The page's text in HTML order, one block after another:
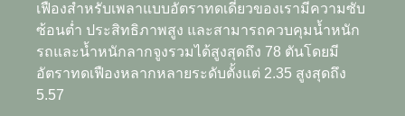
เฟืองสำหรับเพลาแบบอัตราทดเดี่ยวของเรามีความซับ
ซ้อนต่ำ ประสิทธิภาพสูง และสามารถควบคุมน้ำหนัก
รถและน้ำหนักลากจูงรวมได้สูงสุดถึง 78 ตันโดยมี
อัตราทดเฟืองหลากหลายระดับตั้งแต่ 2.35 สูงสุดถึง
5.57